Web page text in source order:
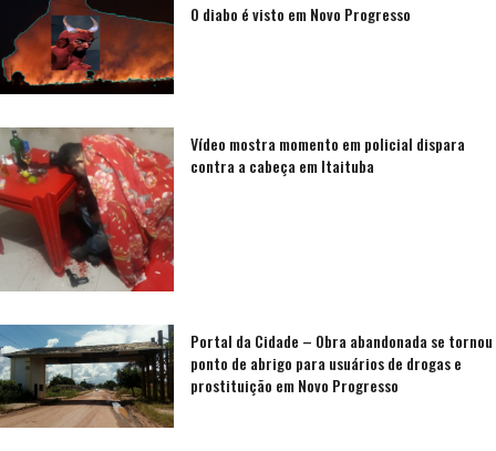
O diabo é visto em Novo Progresso
Vídeo mostra momento em policial dispara
contra a cabeça em Itaituba
Portal da Cidade – Obra abandonada se tornou
ponto de abrigo para usuários de drogas e
prostituição em Novo Progresso